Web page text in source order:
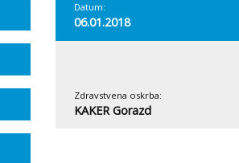
Datum:
06.01.2018
Zdravstvena oskrba:
KAKER Gorazd